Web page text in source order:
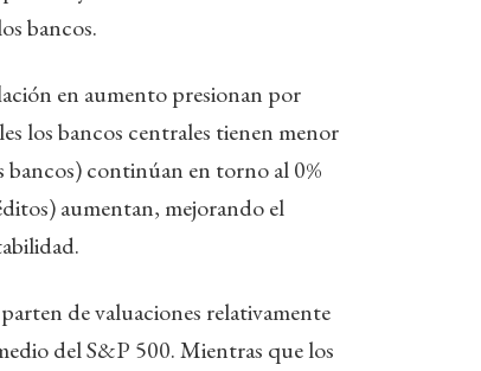
bancos.
en aumento presionan por
los bancos centrales tienen menor
bancos) continúan en torno al 0%
aumentan, mejorando el
de valuaciones relativamente
del S&P 500. Mientras que los